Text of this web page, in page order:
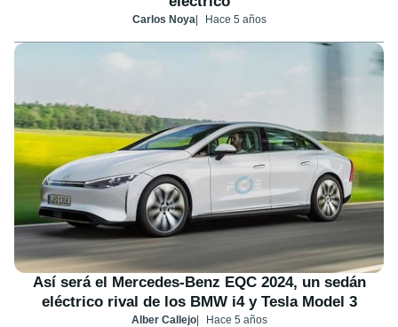
Carlos Noya Hace 5 años
Así será el Mercedes-Benz EQC 2024, un sedán
eléctrico rival de los BMW i4 y Tesla Model 3
Alber Callejo Hace 5 años